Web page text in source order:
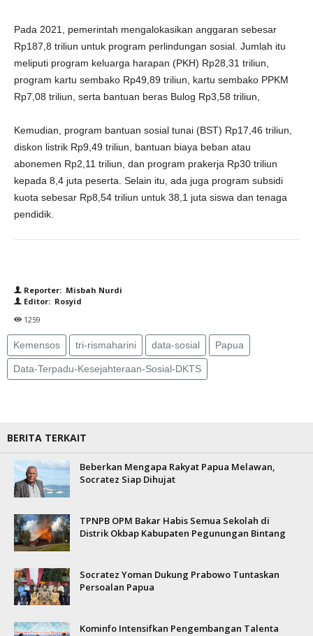
Pada 2021, pemerintah mengalokasikan anggaran sebesar
Rp187,8 triliun untuk program perlindungan sosial. Jumlah itu
meliputi program keluarga harapan (PKH) Rp28,31 triliun,
program kartu sembako Rp49,89 triliun, kartu sembako PPKM
Rp7,08 triliun, serta bantuan beras Bulog Rp3,58 triliun,
Kemudian, program bantuan sosial tunai (BST) Rp17,46 triliun,
diskon listrik Rp9,49 triliun, bantuan biaya beban atau
abonemen Rp2,11 triliun, dan program prakerja Rp30 triliun
kepada 8,4 juta peserta. Selain itu, ada juga program subsidi
kuota sebesar Rp8,54 triliun untuk 38,1 juta siswa dan tenaga
pendidik.
Reporter: Misbah Nurdi
Editor: Rosyid
1259
Kemensos tri-rismaharini data-sosial Papua
Data-Terpadu-Kesejahteraan-Sosial-DKTS
BERITA TERKAIT
Beberkan Mengapa Rakyat Papua Melawan,
Socratez Siap Dihujat
TPNPB OPM Bakar Habis Semua Sekolah di
Distrik Okbap Kabupaten Pegunungan Bintang
Socratez Yoman Dukung Prabowo Tuntaskan
Persoalan Papua
Kominfo Intensifkan Pengembangan Talenta